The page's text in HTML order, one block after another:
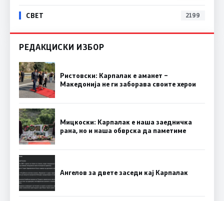
СВЕТ 2199
РЕДАКЦИСКИ ИЗБОР
Ристовски: Карпалак е аманет –
Македонија не ги заборава своите херои
Мицкоски: Карпалак е наша заедничка
рана, но и наша обврска да паметиме
Ангелов за двете заседи кај Карпалак